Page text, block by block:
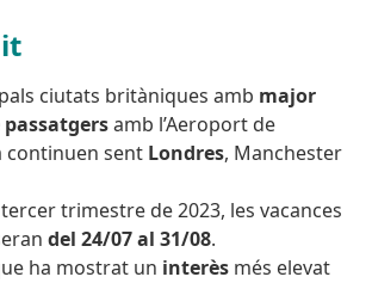
ciutats britàniques amb major
amb l’Aeroport de
continuen sent Londres, Manchester
trimestre de 2023, les vacances
del 24/07 al 31/08.
ha mostrat un interès més elevat